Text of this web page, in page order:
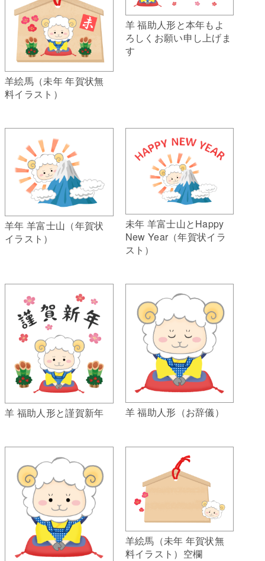
羊絵馬（未年 年賀状無
料イラスト）
羊 福助人形と本年もよ
ろしくお願い申し上げま
す
羊年 羊富士山（年賀状
イラスト）
未年 羊富士山とHappy
New Year（年賀状イラ
スト）
羊 福助人形と謹賀新年 羊 福助人形（お辞儀）
羊絵馬（未年 年賀状無
料イラスト）空欄